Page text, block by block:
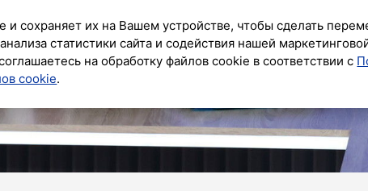
и сохраняет их на Вашем устройстве, чтобы сделать
статистики сайта и содействия нашей
на обработку файлов cookie в соответствии с
cookie.